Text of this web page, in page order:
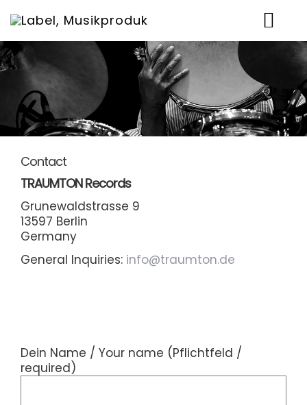
News
Artists
Music
Contact
Contact
TRAUMTON Records
Grunewaldstrasse 9
13597 Berlin
Germany
General Inquiries: info@traumton.de
Dein Name / Your name (Pflichtfeld /
required)